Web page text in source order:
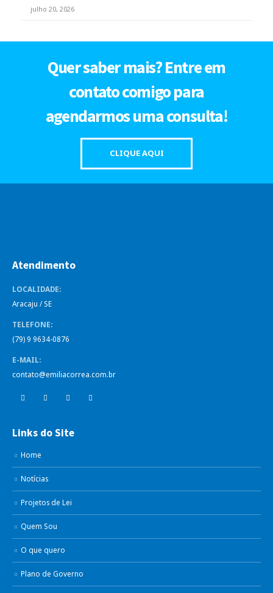
julho 20, 2026
Quer saber mais? Entre em
contato comigo para
agendarmos uma consulta!
CLIQUE AQUI
Atendimento
LOCALIDADE:
Aracaju / SE
TELEFONE:
(79) 9 9634-0876
E-MAIL:
contato@emiliacorrea.com.br
Links do Site
Home
Notícias
Projetos de Lei
Quem Sou
O que quero
Plano de Governo